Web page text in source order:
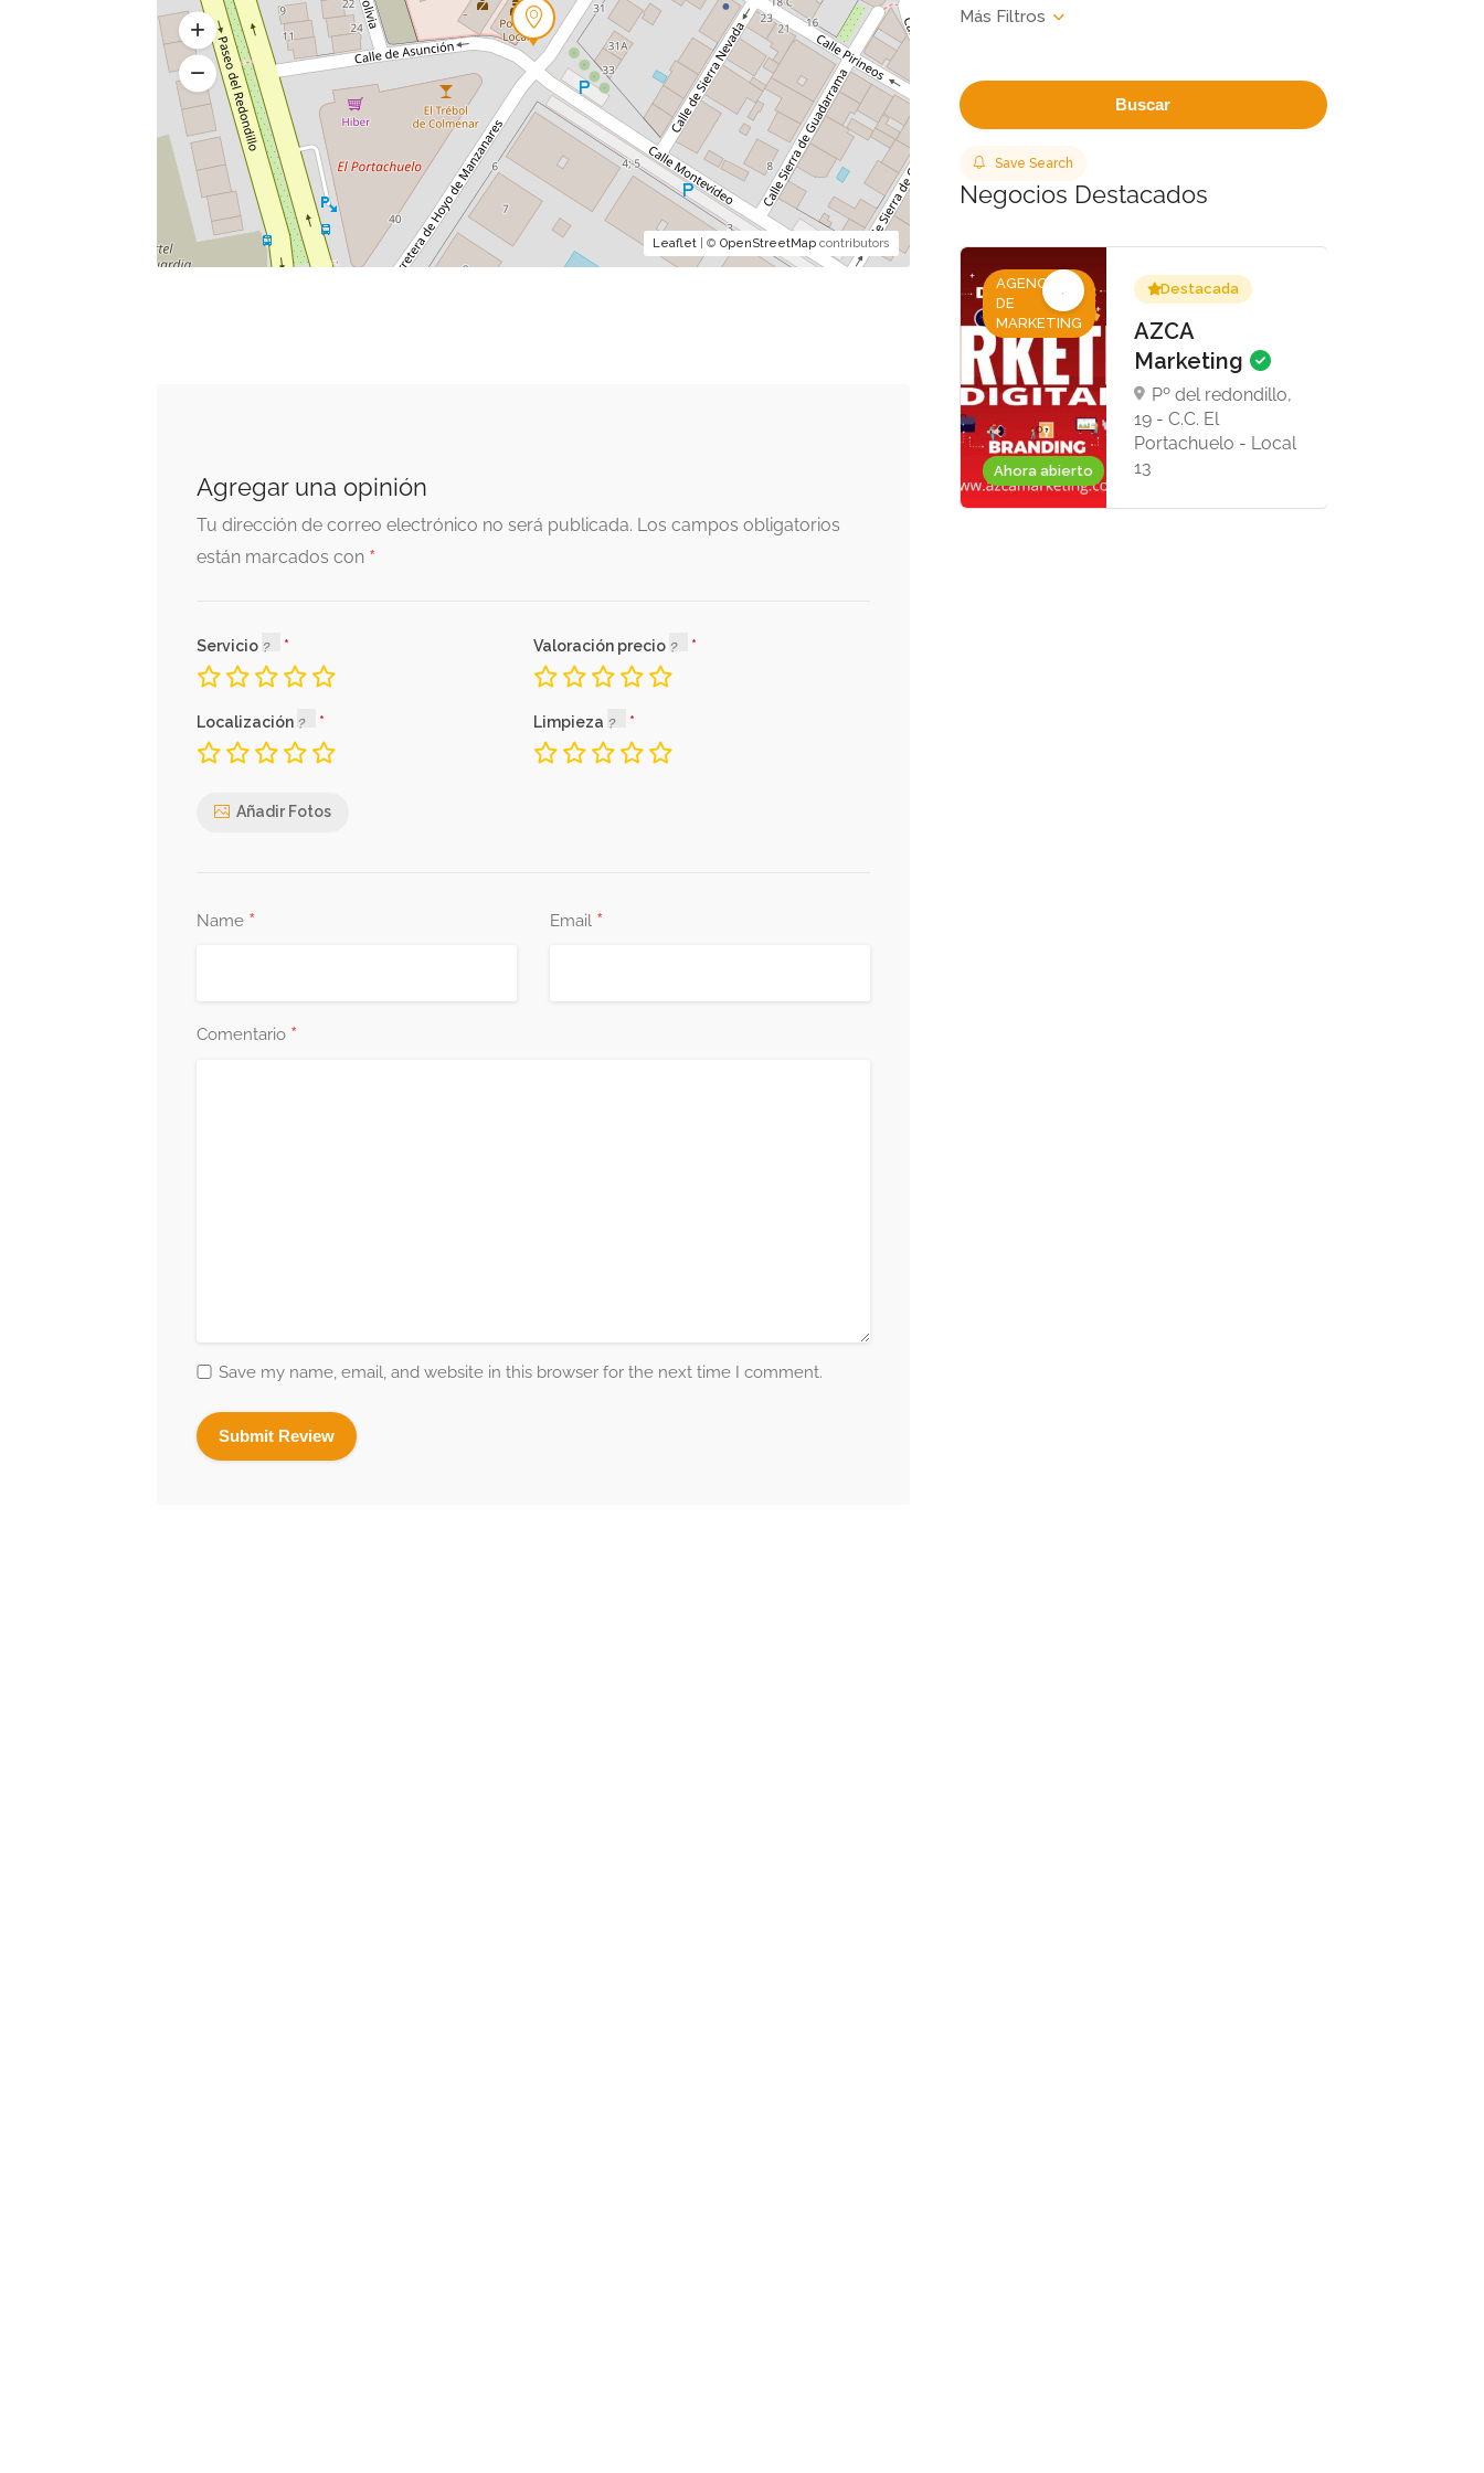
Leaflet| © OpenStreetMapcontributors
Agregar una opinión
Tu dirección de correo electrónico no será publicada. Los campos obligatorios
están marcados con *
Servicio Valoración precio
Localización Limpieza
Añadir Fotos
Name * Email *
Comentario *
Save my name, email, and website in this browser for the next time I comment.
Buscar
Save Search
Negocios Destacados
Ahora abierto
AGENCIAS
DE
MARKETING
Destacada
AZCA
Marketing
Pº del redondillo,
19 - C.C. El
Portachuelo - Local
13